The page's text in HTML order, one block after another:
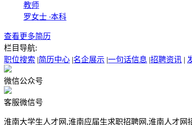
教师
罗女士 ·本科
查看更多简历
栏目导航:
职位搜索 |简历中心 |名企展示 |一句话信息 |招聘资讯 |
微信公众号
客服微信号
淮南大学生人才网,淮南应届生求职招聘网,淮南人才网